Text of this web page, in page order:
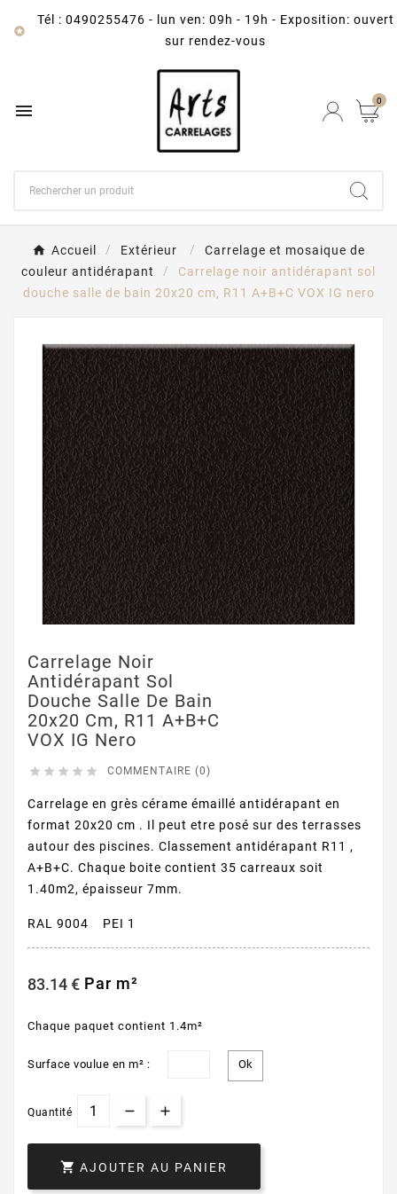

Tél : 0490255476 -
lun ven: 09h - 19h - Exposition: ouvert
sur rendez-vous
 0
Accueil Extérieur
Carrelage et mosaique de
couleur antidérapant
Carrelage noir antidérapant sol
douche salle de bain 20x20 cm, R11 A+B+C VOX IG nero
Carrelage Noir
Antidérapant Sol
Douche Salle De Bain
20x20 Cm, R11 A+B+C
VOX IG Nero
     COMMENTAIRE (0)
Carrelage en grès cérame émaillé antidérapant en
format 20x20 cm . Il peut etre posé sur des terrasses
autour des piscines. Classement antidérapant R11 ,
A+B+C. Chaque boite contient 35 carreaux soit
1.40m2, épaisseur 7mm.
RAL 9004 PEI 1
83.14 € Par m²
Chaque paquet contient 1.4m²
Surface voulue en m² :
Quantité
 AJOUTER AU PANIER